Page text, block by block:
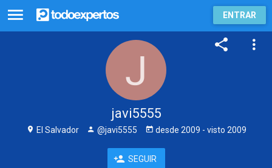
ENTRAR
javi5555
El Salvador @javi5555 desde 2009 - visto 2009
SEGUIR